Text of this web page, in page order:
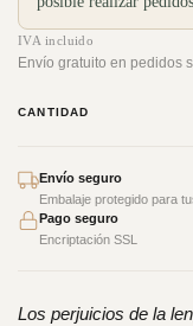
IVA incluido
Envío gratuito en pedidos
CANTIDAD
Envío seguro
Embalaje protegido para
Pago seguro
Encriptación SSL
Los perjuicios de la